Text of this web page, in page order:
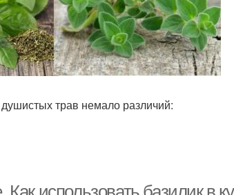
трав немало различий: